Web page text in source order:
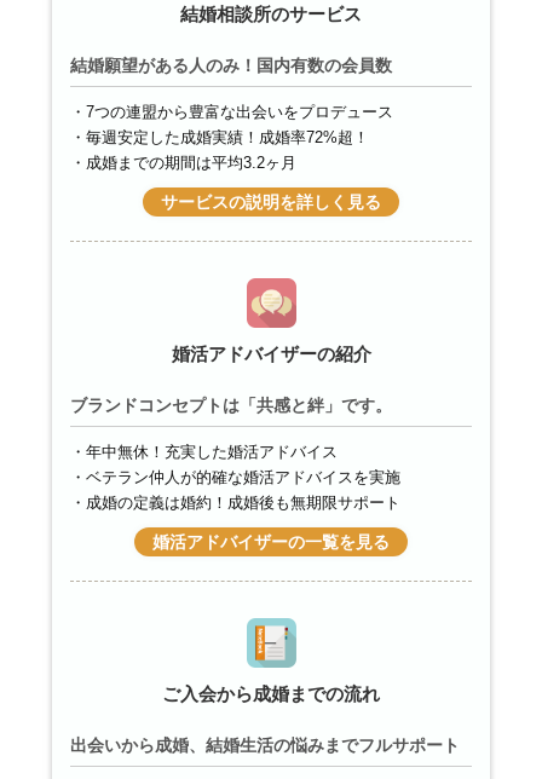
結婚相談所のサービス
結婚願望がある人のみ！国内有数の会員数
7つの連盟から豊富な出会いをプロデュース
毎週安定した成婚実績！成婚率72%超！
成婚までの期間は平均3.2ヶ月
サービスの説明を詳しく見る
婚活アドバイザーの紹介
ブランドコンセプトは「共感と絆」です。
年中無休！充実した婚活アドバイス
ベテラン仲人が的確な婚活アドバイスを実施
成婚の定義は婚約！成婚後も無期限サポート
婚活アドバイザーの一覧を見る
ご入会から成婚までの流れ
出会いから成婚、結婚生活の悩みまでフルサポート